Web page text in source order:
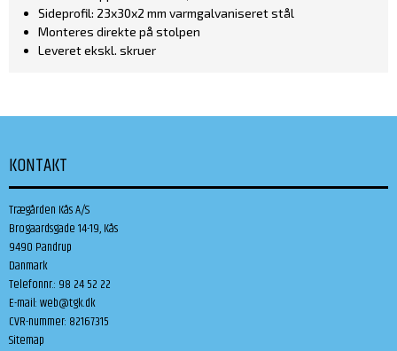
Sideprofil: 23x30x2 mm varmgalvaniseret stål
Monteres direkte på stolpen
Leveret ekskl. skruer
KONTAKT
Trægården Kås A/S
Brogaardsgade 14-19, Kås
9490 Pandrup
Danmark
Telefonnr.: 98 24 52 22
E-mail:web@tgk.dk
CVR-nummer: 82167315
Sitemap